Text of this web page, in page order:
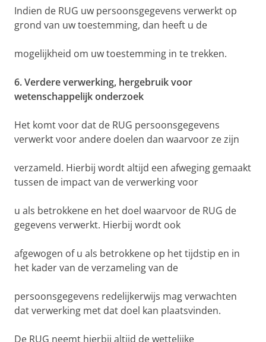
Indien de RUG uw persoonsgegevens verwerkt op
grond van uw toestemming, dan heeft u de
mogelijkheid om uw toestemming in te trekken.
6. Verdere verwerking, hergebruik voor
wetenschappelijk onderzoek
Het komt voor dat de RUG persoonsgegevens
verwerkt voor andere doelen dan waarvoor ze zijn
verzameld. Hierbij wordt altijd een afweging gemaakt
tussen de impact van de verwerking voor
u als betrokkene en het doel waarvoor de RUG de
gegevens verwerkt. Hierbij wordt ook
afgewogen of u als betrokkene op het tijdstip en in
het kader van de verzameling van de
persoonsgegevens redelijkerwijs mag verwachten
dat verwerking met dat doel kan plaatsvinden.
De RUG neemt hierbij altijd de wettelijke